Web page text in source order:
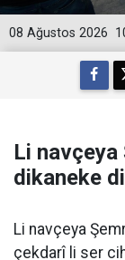
08 Ağustos 2026
Li
dikaneke
Li navçeya
çekdarî li ser